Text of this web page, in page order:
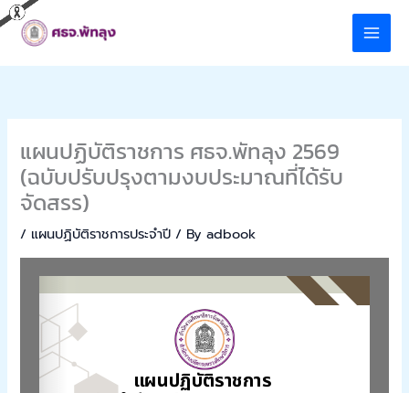
Skip
to
แผนปฏิบัติราชการ ศธจ.พัทลุง 2569
(ฉบับปรับปรุงตามงบประมาณที่ได้รับ
จัดสรร)
/ แผนปฏิบัติราชการประจำปี / Byadbook